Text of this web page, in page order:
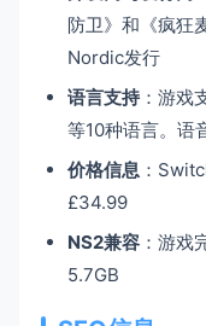
防卫》和《疯狂
Nordic发行
语言支持：游戏
等10种语言。语
价格信息 ：
£34.99
NS2兼容 ：游
5.7GB